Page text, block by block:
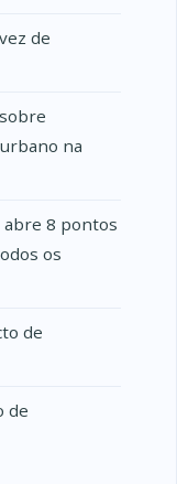
de
na
abre 8 pontos
os
de
de